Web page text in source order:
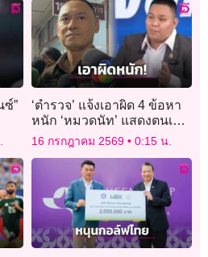
ซ์”
‘ตำรวจ’ แจ้งเอาผิด 4 ข้อหา
หนัก ‘หมวดนัท’ แสดงตนเป็น
เจ้าพนักงาน-ใช้วิทยุ-ไขข่าว
ลือ-เสื้อเกราะ
16 กรกฎาคม 2569 0:15 น.